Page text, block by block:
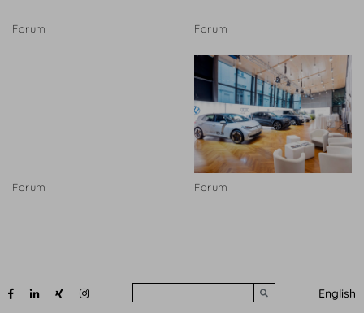
Forum Forum
Forum Forum
Submit searchEnglish